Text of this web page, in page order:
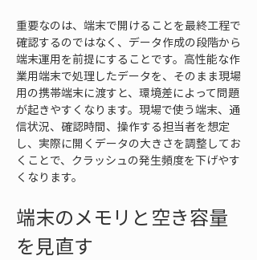
重要なのは、端末で開けることを最終工程で
確認するのではなく、データ作成の段階から
端末運用を前提にすることです。高性能な作
業用端末で処理したデータを、そのまま現場
用の携帯端末に渡すと、環境差によって問題
が起きやすくなります。現場で使う端末、通
信状況、確認時間、操作する担当者を想定
し、実際に開くデータの大きさを調整してお
くことで、クラッシュの発生頻度を下げやす
くなります。
端末のメモリと空き容量
を見直す